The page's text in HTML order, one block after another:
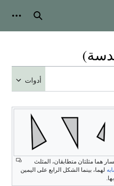
بحث
أدوات
هما مثلثان متطابقان، المثلث
لهما، بينما الشكل الرابع على اليمين